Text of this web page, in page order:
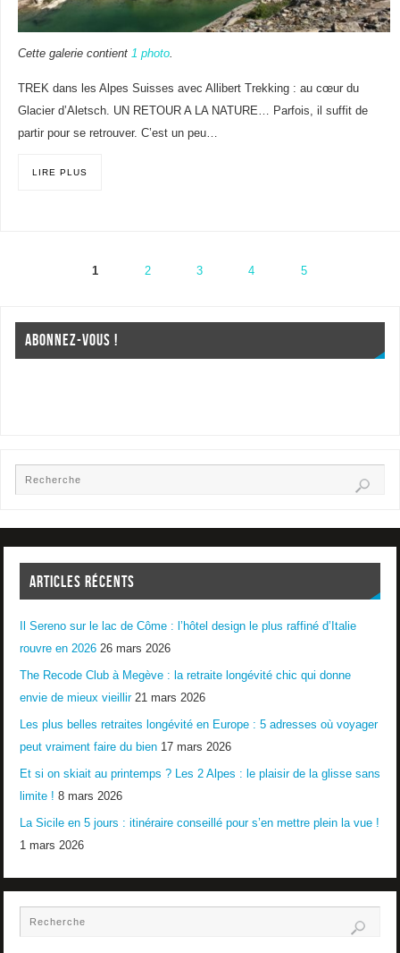
Cette galerie contient 1 photo.
TREK dans les Alpes Suisses avec Allibert Trekking : au cœur du
Glacier d’Aletsch. UN RETOUR A LA NATURE… Parfois, il suffit de
partir pour se retrouver. C’est un peu…
LIRE PLUS
1 2 3 4 5
ABONNEZ-VOUS !
ARTICLES RÉCENTS
Il Sereno sur le lac de Côme : l’hôtel design le plus raffiné d’Italie
rouvre en 2026 26 mars 2026
The Recode Club à Megève : la retraite longévité chic qui donne
envie de mieux vieillir 21 mars 2026
Les plus belles retraites longévité en Europe : 5 adresses où voyager
peut vraiment faire du bien 17 mars 2026
Et si on skiait au printemps ? Les 2 Alpes : le plaisir de la glisse sans
limite ! 8 mars 2026
La Sicile en 5 jours : itinéraire conseillé pour s’en mettre plein la vue !
1 mars 2026